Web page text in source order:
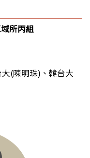
所丙組
(陳明珠) 、 韓台大